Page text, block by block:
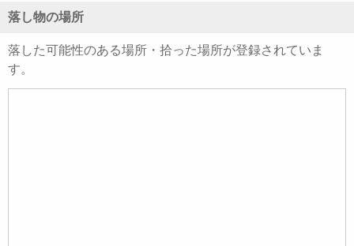
落し物の場所
落した可能性のある場所・拾った場所が登録されていま
す。